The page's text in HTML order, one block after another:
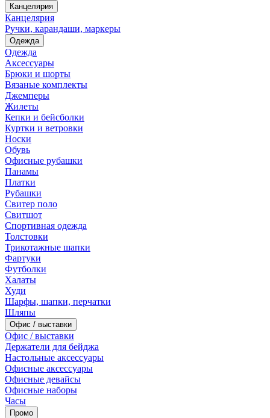
Канцелярия
Канцелярия
Ручки, карандаши, маркеры
Одежда
Одежда
Аксессуары
Брюки и шорты
Вязаные комплекты
Джемперы
Жилеты
Кепки и бейсболки
Куртки и ветровки
Носки
Обувь
Офисные рубашки
Панамы
Платки
Рубашки
Свитер поло
Свитшот
Спортивная одежда
Толстовки
Трикотажные шапки
Фартуки
Футболки
Халаты
Худи
Шарфы, шапки, перчатки
Шляпы
Офис / выставки
Офис / выставки
Держатели для бейджа
Настольные аксессуары
Офисные аксессуары
Офисные девайсы
Офисные наборы
Часы
Промо